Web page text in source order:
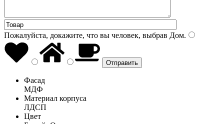
Пожалуйста, докажите, что вы человек, выбрав Дом.
Фасад
МДФ
Материал корпуса
ЛДСП
Цвет